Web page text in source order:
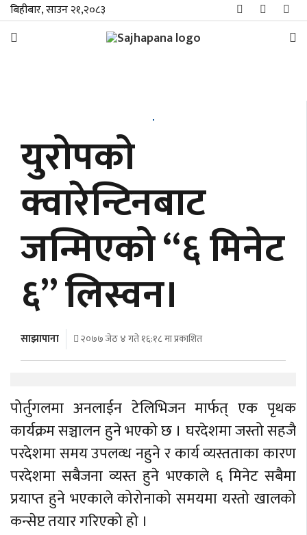
बिहीबार, साउन २१,२०८३
स्थानीय
राजनीति
मनोरञ्जन/
साहित्य
अन्तरवार्ता
युरोपको
क्वारेन्टिनबाट
जन्मिएको “६ मिनेट
६” लिस्वन।
साझापाना २०७७ जेठ ४ गते १६:१८ मा प्रकाशित
पोर्तुगलमा अनलाईन टेलिभिजन मार्फत् एक पृथक
कार्यक्रम सञ्चालन हुने भएको छ । घरदेशमा जस्तो सहजै
परदेशमा समय उपलव्ध नहुने र कार्य व्यस्तताका कारण
परदेशमा सबैजना व्यस्त हुने भएकाले ६ मिनेट सबैमा
प्रयाप्त हुने भएकाले कोरोनाको समयमा यस्तो खालको
कन्सेप्ट तयार गरिएको हो ।